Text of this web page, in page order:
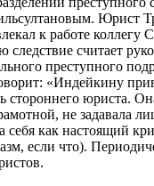
Юрист
к работе коллегу
следствие считает
преступного
«Индейкину
юриста.
не задавала
себя как настоящий
если что).